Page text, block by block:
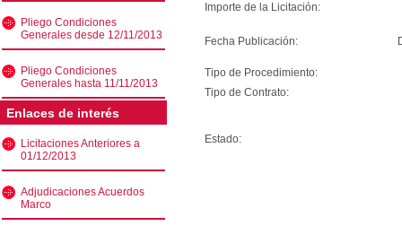
Pliego Condiciones
Generales desde 12/11/2013
Pliego Condiciones
Generales hasta 11/11/2013
Enlaces de interés
Licitaciones Anteriores a
01/12/2013
Adjudicaciones Acuerdos
Marco
Importe de la Licitación:
Fecha Publicación:
Tipo de Procedimiento:
Tipo de Contrato:
Estado: